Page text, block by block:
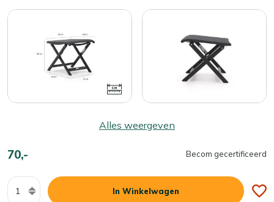
Alles weergeven
70,- Becom gecertificeerd
Aantal
In Winkelwagen